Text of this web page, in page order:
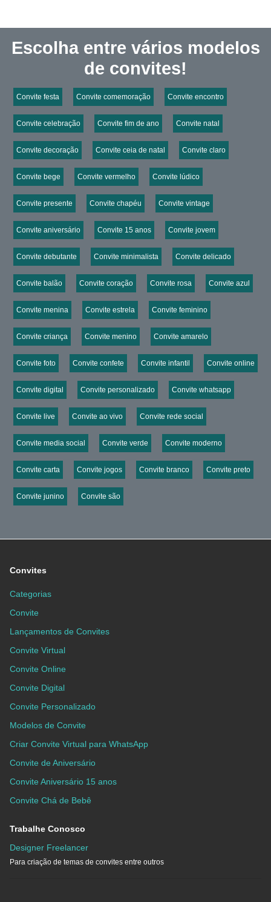
Escolha entre vários modelos
de convites!
Convite festa Convite comemoração Convite encontro
Convite celebração Convite fim de ano Convite natal
Convite decoração Convite ceia de natal Convite claro
Convite bege Convite vermelho Convite lúdico
Convite presente Convite chapéu Convite vintage
Convite aniversário Convite 15 anos Convite jovem
Convite debutante Convite minimalista Convite delicado
Convite balão Convite coração Convite rosa Convite azul
Convite menina Convite estrela Convite feminino
Convite criança Convite menino Convite amarelo
Convite foto Convite confete Convite infantil Convite online
Convite digital Convite personalizado Convite whatsapp
Convite live Convite ao vivo Convite rede social
Convite media social Convite verde Convite moderno
Convite carta Convite jogos Convite branco Convite preto
Convite junino Convite são
Convites
Categorias
Convite
Lançamentos de Convites
Convite Virtual
Convite Online
Convite Digital
Convite Personalizado
Modelos de Convite
Criar Convite Virtual para WhatsApp
Convite de Aniversário
Convite Aniversário 15 anos
Convite Chá de Bebê
Trabalhe Conosco
Designer Freelancer
Para criação de temas de convites entre outros